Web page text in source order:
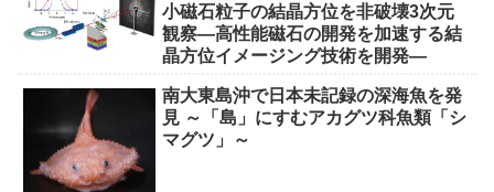
小磁石粒子の結晶方位を非破壊3次元
観察―高性能磁石の開発を加速する結
晶方位イメージング技術を開発―
南大東島沖で日本未記録の深海魚を発
見 ～「島」にすむアカグツ科魚類「シ
マグツ」～